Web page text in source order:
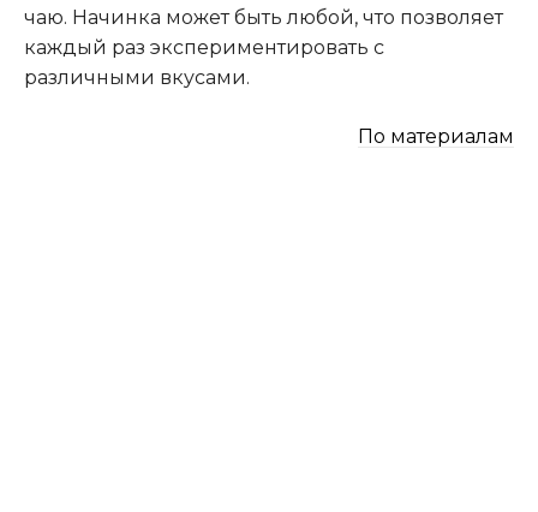
чаю. Начинка может быть любой, что позволяет
каждый раз экспериментировать с
различными вкусами.
По материалам